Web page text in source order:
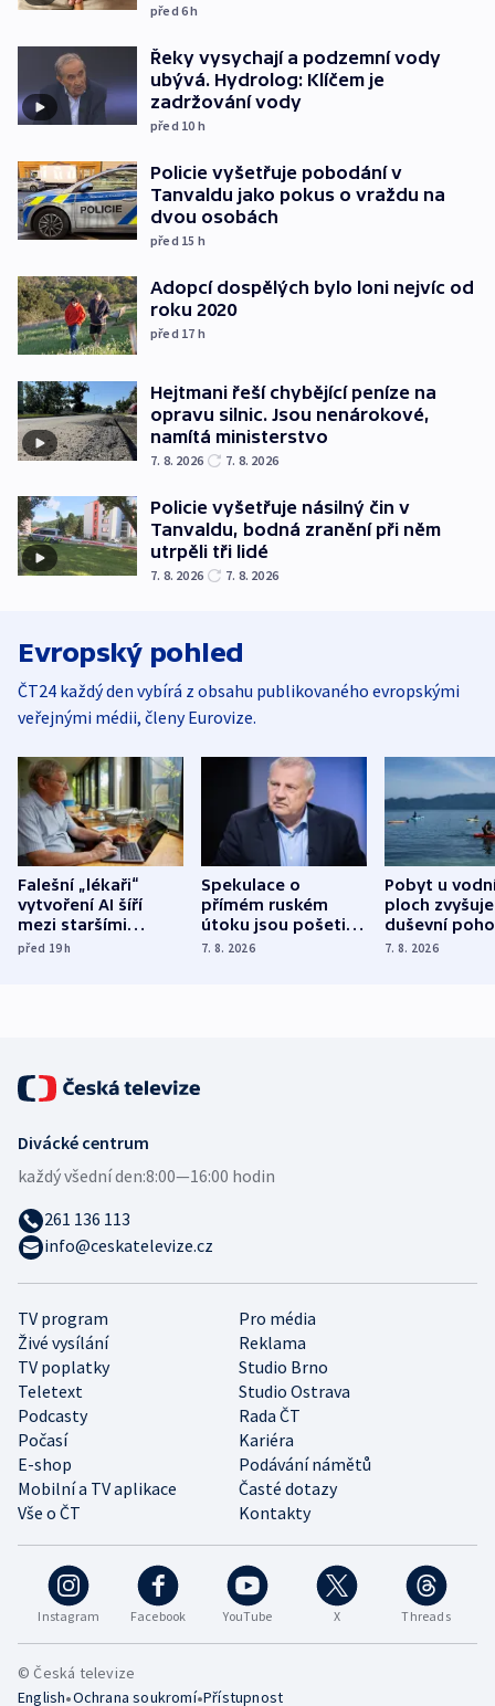
před 6h
Řeky vysychají a podzemní vody
ubývá. Hydrolog: Klíčem je
zadržování vody
před 10 h
Policie vyšetřuje pobodání v
Tanvaldu jako pokus o vraždu na
dvou osobách
před 15 h
Adopcí dospělých bylo loni nejvíc od
roku 2020
před 17 h
Hejtmani řeší chybějící peníze na
opravu silnic. Jsou nenárokové,
namítá ministerstvo
7. 8. 2026 7. 8. 2026
Policie vyšetřuje násilný čin v
Tanvaldu, bodná zranění při něm
utrpěli tři lidé
7. 8. 2026 7. 8. 2026
Evropský pohled
ČT24 každý den vybírá z obsahu publikovaného evropskými
veřejnými médii, členy Eurovize.
Falešní „lékaři“
vytvoření AI šíří
mezi staršími
Poláky nebezpečné
před 19h
Spekulace o
přímém ruském
útoku jsou pošetilé,
míní estonský
7. 8. 2026
Pobyt u
ploch zvyšuje
duševní
ukázala
7. 8. 2026
Instagram Facebook YouTube X Threads
TV program
Pro média
Živé vysílání
Reklama
TV poplatky
Studio Brno
Teletext
Studio Ostrava
Podcasty
Rada ČT
Počasí
Kariéra
E-shop
Podávání námětů
Mobilní a TV aplikace
Časté dotazy
Vše o ČT
Kontakty
Divácké centrum
každý všední den:8:00—16:00 hodin
261 136 113
info@ceskatelevize.cz
© Česká televize
English•Ochrana soukromí•Přístupnost